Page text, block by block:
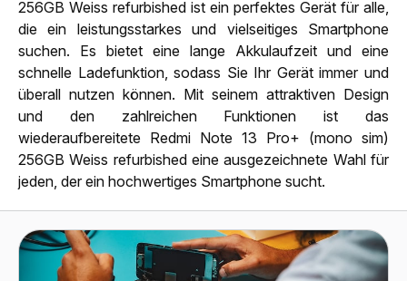
256GB Weiss refurbished ist ein perfektes Gerät für alle,
die ein leistungsstarkes und vielseitiges Smartphone
suchen. Es bietet eine lange Akkulaufzeit und eine
schnelle Ladefunktion, sodass Sie Ihr Gerät immer und
überall nutzen können. Mit seinem attraktiven Design
und den zahlreichen Funktionen ist das
wiederaufbereitete Redmi Note 13 Pro+ (mono sim)
256GB Weiss refurbished eine ausgezeichnete Wahl für
jeden, der ein hochwertiges Smartphone sucht.